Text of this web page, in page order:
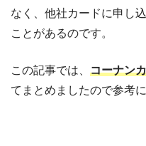
なく、他社カードに申し
ことがあるのです。
この記事では、 コーナン
てまとめましたので参考